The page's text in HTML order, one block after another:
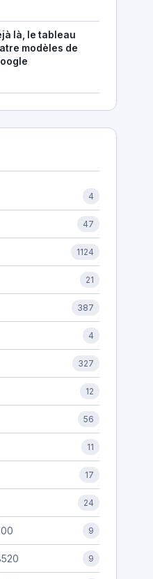
là, le tableau
modèles de
4
47
1124
21
387
4
327
12
56
11
17
24
9
9